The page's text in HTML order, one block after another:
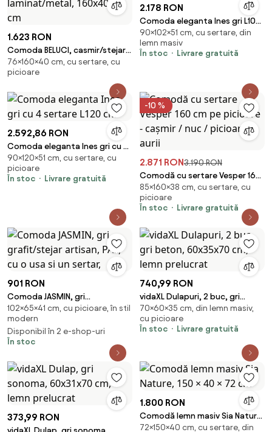
1.623 RON
Comoda BELUCI, casmir/stejar,
PAL laminat/metal, 160x40x76
cm
76×160×40 cm, cu sertare, cu
picioare
2.178 RON
Comoda eleganta Ines gri L102
cm
90×102×51 cm, cu sertare, din
lemn masiv
În stoc
Livrare gratuită
2.592,86 RON
Comoda eleganta Ines gri cu 4
sertare L120 cm
90×120×51 cm, cu sertare, cu
picioare
În stoc
Livrare gratuită
-10 %
2.871 RON3.190 RON
Comodă cu sertare Vesper 160
cm pe picioare - cașmir / nuc /
picioare aurii
85×160×38 cm, cu sertare, cu
picioare
În stoc
Livrare gratuită
901 RON
Comoda JASMIN, gri
grafit/stejar artisan, PAL, cu o
usa si un sertar,
102×65×41 cm, cu picioare, în stil
modern
Disponibil în 2 e-shop-uri
În stoc
740,99 RON
vidaXL Dulapuri, 2 buc, gri
beton, 60x35x70 cm, lemn
prelucrat
70×60×35 cm, din lemn masiv,
cu picioare
În stoc
Livrare gratuită
373,99 RON
1.800 RON
Comodă lemn masiv Sia Nature,
150 × 40 × 72 cm
72×150×40 cm, cu sertare, din